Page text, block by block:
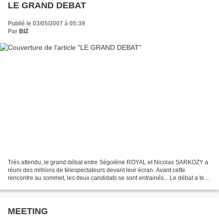
LE GRAND DEBAT
Publié le 03/05/2007 à 05:39
Par BIZ
Très attendu, le grand débat entre Ségolène ROYAL et Nicolas SARKOZY a
réuni des millions de télespectateurs devant leur écran. Avant cette
rencontre au sommet, les deux candidats se sont entrainés... Le débat a tenu
MEETING